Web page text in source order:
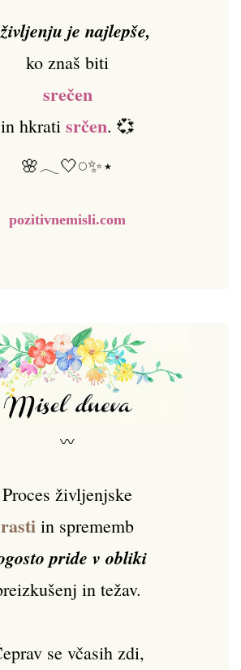
je najlepše,
ko znaš biti
srečen
in hkrati srčen. 💞
🌸𓂃🤍𓏸✨⋆
pozitivnemisli.com
〰
Proces življenjske
rasti in sprememb
pride v obliki
in težav.
se včasih zdi,